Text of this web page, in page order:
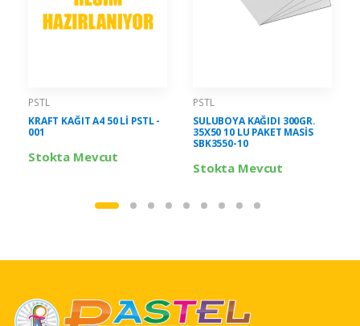
PSTL
KRAFT KAĞIT A4 50 Lİ PSTL -
001
Stokta Mevcut
PSTL
SULUBOYA KAĞIDI 300GR.
35X50 10 LU PAKET MASİS
SBK3550-10
Stokta Mevcut